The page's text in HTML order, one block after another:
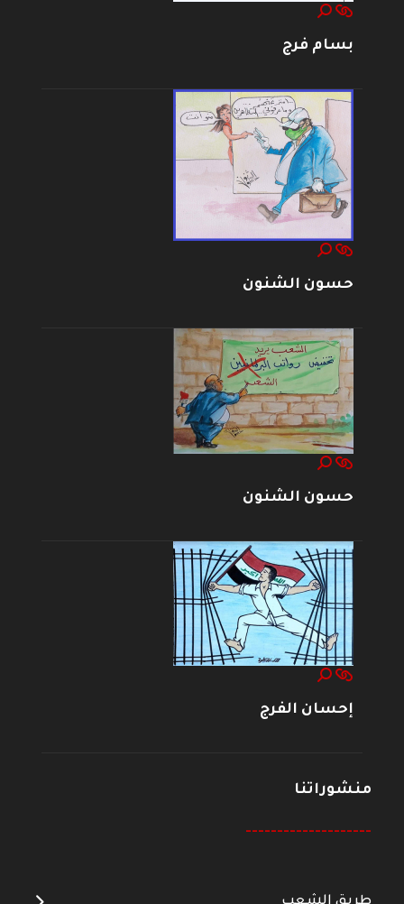
بسام فرج
حسون الشنون
حسون الشنون
إحسان الفرج
منشوراتنا
--------------------